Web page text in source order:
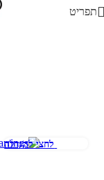
תפריט
לחצי להגדלה